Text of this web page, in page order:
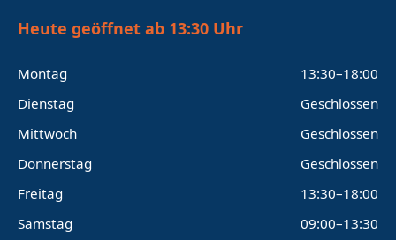
Heute geöffnet ab 13:30 Uhr
Montag
13:30–18:00
Dienstag
Geschlossen
Mittwoch
Geschlossen
Donnerstag
Geschlossen
Freitag
13:30–18:00
Samstag
09:00–13:30